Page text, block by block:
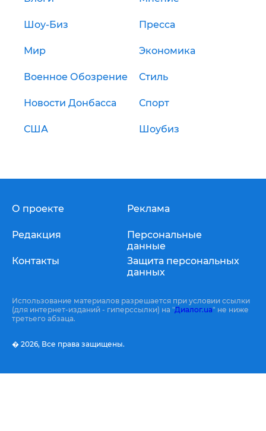
Шоу-Биз Пресса
Мир Экономика
Военное Обозрение Стиль
Новости Донбасса Спорт
США Шоубиз
О проекте
Редакция
Контакты
Реклама
Персональные
данные
Защита персональных
данных
Использование материалов разрешается при условии ссылки
(для интернет-изданий - гиперссылки) на "Диалог.ua" не ниже
третьего абзаца.
� 2026, Все права защищены.